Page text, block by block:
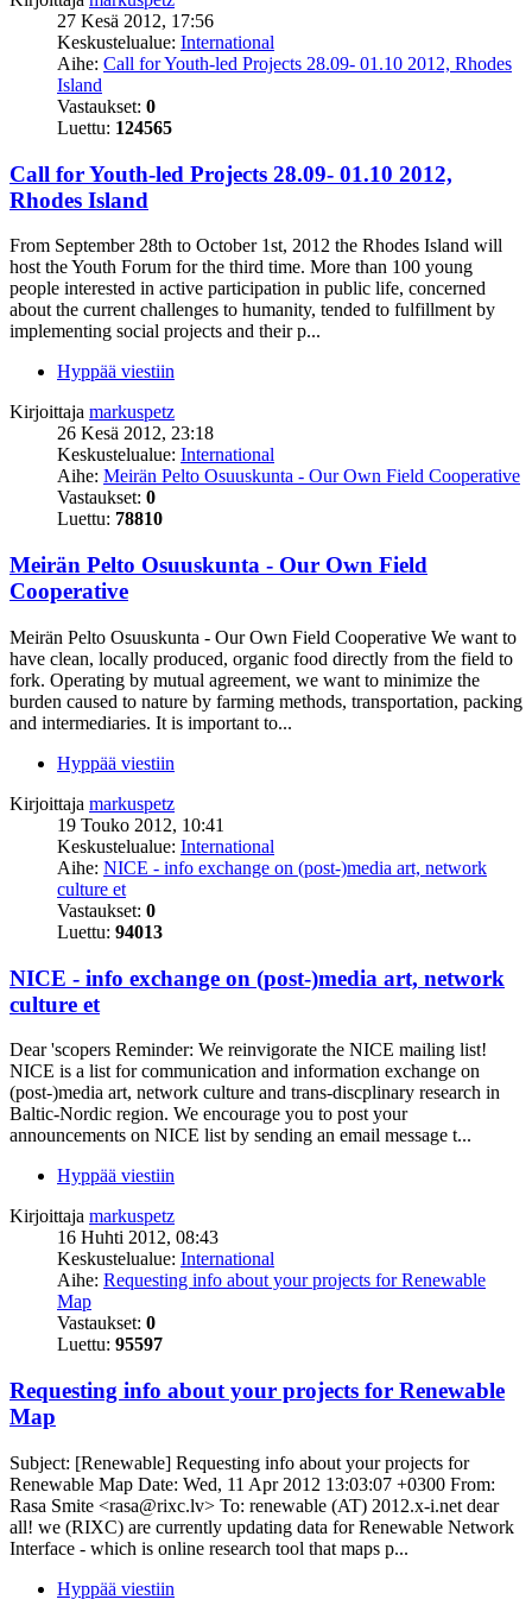
27 Kesä 2012, 17:56
Keskustelualue: International
Aihe: Call for Youth-led Projects 28.09- 01.10 2012, Rhodes
Island
Vastaukset: 0
Luettu: 124565
Call for Youth-led Projects 28.09- 01.10 2012,
Rhodes Island
From September 28th to October 1st, 2012 the Rhodes Island will
host the Youth Forum for the third time. More than 100 young
people interested in active participation in public life, concerned
about the current challenges to humanity, tended to fulfillment by
implementing social projects and their p...
Hyppää viestiin
Kirjoittaja markuspetz
26 Kesä 2012, 23:18
Keskustelualue: International
Aihe: Meirän Pelto Osuuskunta - Our Own Field Cooperative
Vastaukset: 0
Luettu: 78810
Meirän Pelto Osuuskunta - Our Own Field
Cooperative
Meirän Pelto Osuuskunta - Our Own Field Cooperative We want to
have clean, locally produced, organic food directly from the field to
fork. Operating by mutual agreement, we want to minimize the
burden caused to nature by farming methods, transportation, packing
and intermediaries. It is important to...
Hyppää viestiin
Kirjoittaja markuspetz
19 Touko 2012, 10:41
Keskustelualue: International
Aihe: NICE - info exchange on (post-)media art, network
culture et
Vastaukset: 0
Luettu: 94013
NICE - info exchange on (post-)media art, network
culture et
Dear 'scopers Reminder: We reinvigorate the NICE mailing list!
NICE is a list for communication and information exchange on
(post-)media art, network culture and trans-discplinary research in
Baltic-Nordic region. We encourage you to post your
announcements on NICE list by sending an email message t...
Hyppää viestiin
Kirjoittaja markuspetz
16 Huhti 2012, 08:43
Keskustelualue: International
Aihe: Requesting info about your projects for Renewable
Map
Vastaukset: 0
Luettu: 95597
Requesting info about your projects for Renewable
Map
Subject: [Renewable] Requesting info about your projects for
Renewable Map Date: Wed, 11 Apr 2012 13:03:07 +0300 From:
Rasa Smite <rasa@rixc.lv> To: renewable (AT) 2012.x-i.net dear
all! we (RIXC) are currently updating data for Renewable Network
Interface - which is online research tool that maps p...
Hyppää viestiin